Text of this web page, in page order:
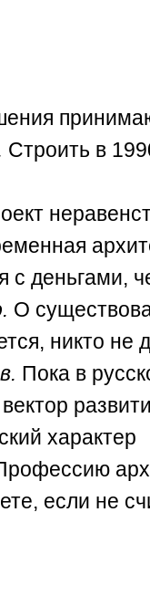
Строить в
с деньгами,
О
никто не
Пока в
характер
если не